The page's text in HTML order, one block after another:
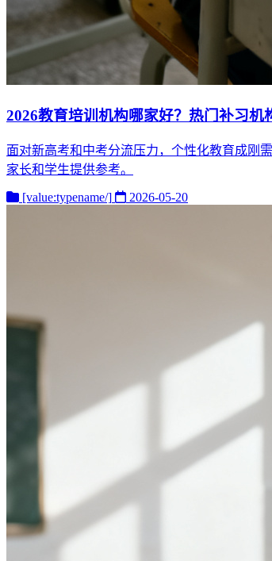
2026教育培训机构哪家好？热门补习机
面对新高考和中考分流压力，个性化教育成刚
家长和学生提供参考。
[value:typename/] 2026-05-20